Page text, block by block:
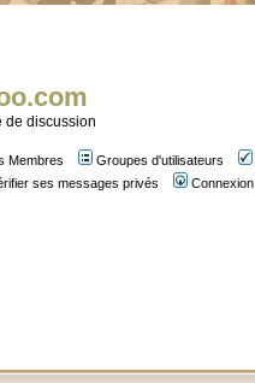
de discussion
Membres Groupes d'utilisateurs
ses messages privés Connexion